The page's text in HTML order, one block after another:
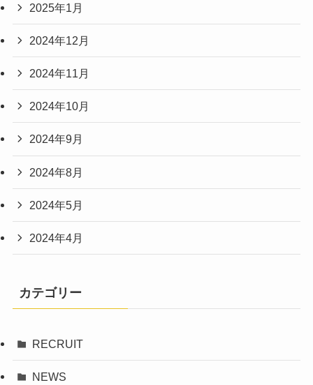
2025年1月
2024年12月
2024年11月
2024年10月
2024年9月
2024年8月
2024年5月
2024年4月
カテゴリー
RECRUIT
NEWS